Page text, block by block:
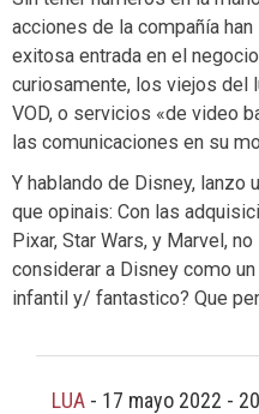
acciones de la compañía
exitosa entrada en el
curiosamente, los viejos del
VOD, o servicios «de video
las comunicaciones en su
Y hablando de Disney, lanzo
que opinais: Con las
Pixar, Star Wars, y Marvel,
considerar a Disney como
infantil y/ fantastico? Que
LUA - 17 mayo 2022 -